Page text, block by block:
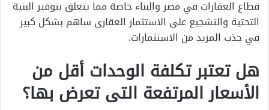
قطاع العقارات في مصر والبناء خاصة مما يتعلق بتوفير البنية
التحتية والتشجيع علي الاستثمار العقاري ساهم بشكل كبير
في جذب المزيد من الاستثمارات.
هل تعتبر تكلفة الوحدات أقل من
الأسعار المرتفعة التى تعرض بها؟